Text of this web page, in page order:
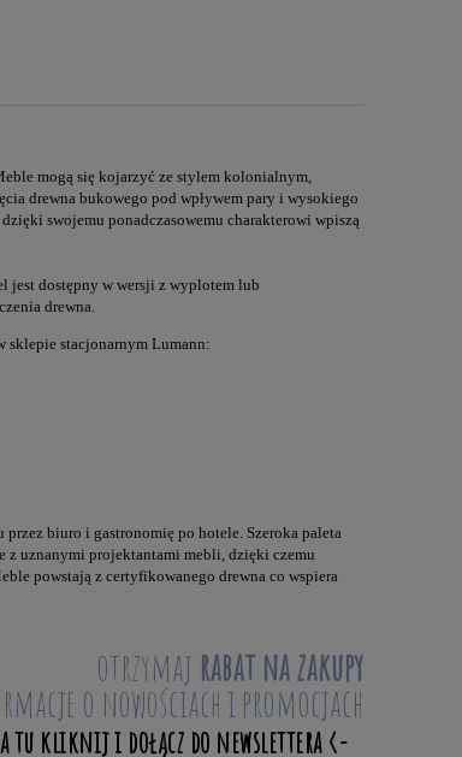
mogą się kojarzyć ze stylem kolonialnym,
drewna bukowego pod wpływem pary i wysokiego
swojemu ponadczasowemu charakterowi wpiszą
jest dostępny w wersji z wyplotem lub
drewna.
sklepie stacjonarnym Lumann:
biuro i gastronomię po hotele. Szeroka paleta
z uznanymi projektantami mebli, dzięki czemu
powstają z certyfikowanego drewna co wspiera
otrzymaj rabat na zakupy
o nowościach i promocjach